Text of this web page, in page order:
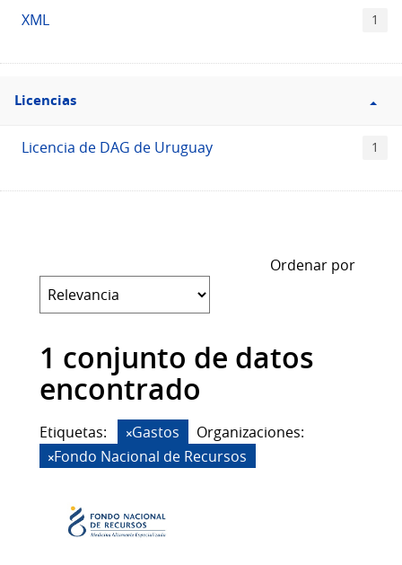
XML 1
Filtro
Licencias
Licencias
Licencia de DAG de Uruguay 1
Ordenar por
1 conjunto de datos
encontrado
Etiquetas: Gastos
Organizaciones:
Fondo Nacional de Recursos